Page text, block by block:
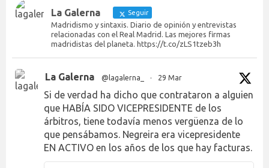
La Galerna Seguir
Madridismo y sintaxis. Diario de opinión y entrevistas
relacionadas con el Real Madrid. Las mejores firmas
madridistas del planeta. https://t.co/zLS1tzeb3h
La Galerna @lagalerna_ · 29 Mar
Si de verdad ha dicho que contrataron a alguien
que HABÍA SIDO VICEPRESIDENTE de los
árbitros, tiene todavía menos vergüenza de lo
que pensábamos. Negreira era vicepresidente
EN ACTIVO en los años de los que hay facturas.